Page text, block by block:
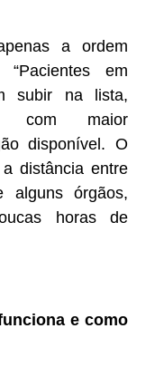
a ordem
em
subir na lista,
com maior
disponível. O
distância entre
alguns órgãos,
horas de
e como